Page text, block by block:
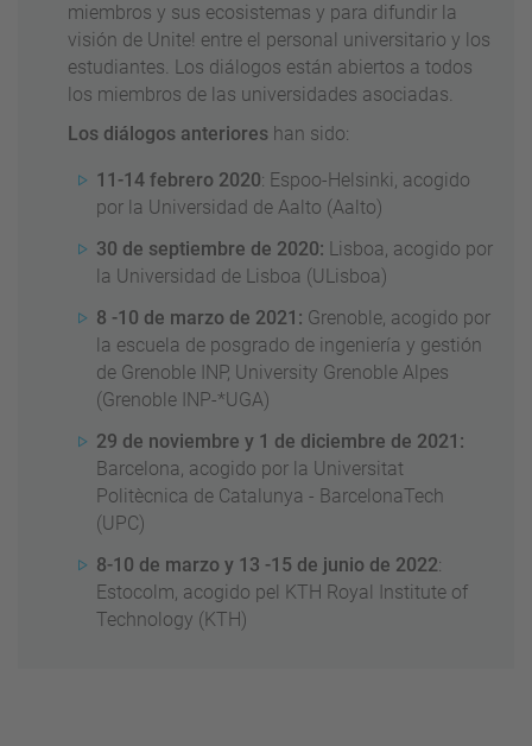
miembros y sus ecosistemas y para difundir la
visión de Unite! entre el personal universitario y los
estudiantes. Los diálogos están abiertos a todos
los miembros de las universidades asociadas.
Los diálogos anteriores han sido:
11-14 febrero 2020: Espoo-Helsinki, acogido
por la Universidad de Aalto (Aalto)
30 de septiembre de 2020: Lisboa, acogido por
la Universidad de Lisboa (ULisboa)
8 -10 de marzo de 2021: Grenoble, acogido por
la escuela de posgrado de ingeniería y gestión
de Grenoble INP, University Grenoble Alpes
(Grenoble INP-*UGA)
29 de noviembre y 1 de diciembre de 2021:
Barcelona, acogido por la Universitat
Politècnica de Catalunya - BarcelonaTech
(UPC)
8-10 de marzo y 13 -15 de junio de 2022:
Estocolm, acogido pel KTH Royal Institute of
Technology (KTH)